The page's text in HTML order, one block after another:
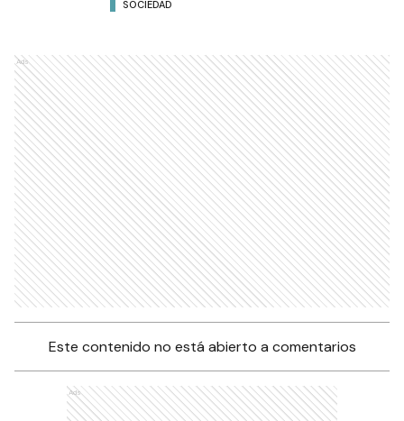
SOCIEDAD
Ads
Este contenido no está abierto a comentarios
Ads